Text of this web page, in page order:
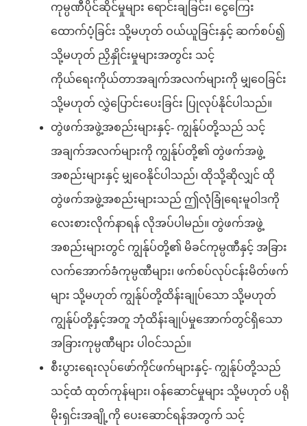
ကုမ္ပဏီပိုင်ဆိုင်မှုများ ရောင်းချခြင်း၊ ငွေကြေး
ထောက်ပံ့ခြင်း သို့မဟုတ် ဝယ်ယူခြင်းနှင့် ဆက်စပ်၍
သို့မဟုတ် ညှိနှိုင်းမှုများအတွင်း သင့်
ကိုယ်ရေးကိုယ်တာအချက်အလက်များကို မျှဝေခြင်း
သို့မဟုတ် လွှဲပြောင်းပေးခြင်း ပြုလုပ်နိုင်ပါသည်။
တွဲဖက်အဖွဲ့အစည်းများနှင့်- ကျွန်ုပ်တို့သည် သင့်
အချက်အလက်များကို ကျွန်ုပ်တို့၏ တွဲဖက်အဖွဲ့
အစည်းများနှင့် မျှဝေနိုင်ပါသည်၊ ထိုသို့ဆိုလျှင် ထို
တွဲဖက်အဖွဲ့အစည်းများသည် ဤလုံခြုံရေးမူဝါဒကို
လေးစားလိုက်နာရန် လိုအပ်ပါမည်။ တွဲဖက်အဖွဲ့
အစည်းများတွင် ကျွန်ုပ်တို့၏ မိခင်ကုမ္ပဏီနှင့် အခြား
လက်အောက်ခံကုမ္ပဏီများ၊ ဖက်စပ်လုပ်ငန်းမိတ်ဖက်
များ သို့မဟုတ် ကျွန်ုပ်တို့ထိန်းချုပ်သော သို့မဟုတ်
ကျွန်ုပ်တို့နှင့်အတူ ဘုံထိန်းချုပ်မှုအောက်တွင်ရှိသော
အခြားကုမ္ပဏီများ ပါဝင်သည်။
စီးပွားရေးလုပ်ဖော်ကိုင်ဖက်များနှင့်- ကျွန်ုပ်တို့သည်
သင့်ထံ ထုတ်ကုန်များ၊ ဝန်ဆောင်မှုများ သို့မဟုတ် ပရို
မိုးရှင်းအချို့ကို ပေးဆောင်ရန်အတွက် သင့်